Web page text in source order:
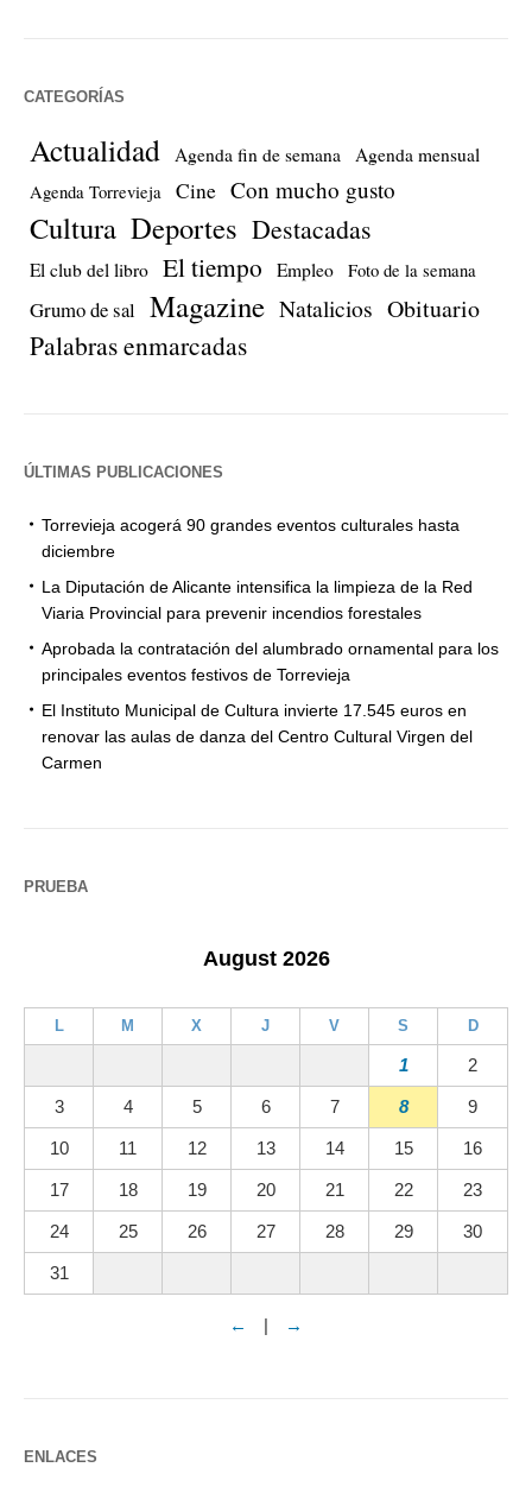
CATEGORÍAS
Actualidad Agenda fin de semana Agenda mensual
Agenda Torrevieja Cine Con mucho gusto
Cultura Deportes Destacadas
El club del libro El tiempo Empleo Foto de la semana
Grumo de sal Magazine Natalicios Obituario
Palabras enmarcadas
ÚLTIMAS PUBLICACIONES
Torrevieja acogerá 90 grandes eventos culturales hasta
diciembre
La Diputación de Alicante intensifica la limpieza de la Red
Viaria Provincial para prevenir incendios forestales
Aprobada la contratación del alumbrado ornamental para los
principales eventos festivos de Torrevieja
El Instituto Municipal de Cultura invierte 17.545 euros en
renovar las aulas de danza del Centro Cultural Virgen del
Carmen
PRUEBA
August 2026
L M X J V S D
1 2
3 4 5 6 7 8 9
10 11 12 13 14 15 16
17 18 19 20 21 22 23
24 25 26 27 28 29 30
31
← | →
ENLACES